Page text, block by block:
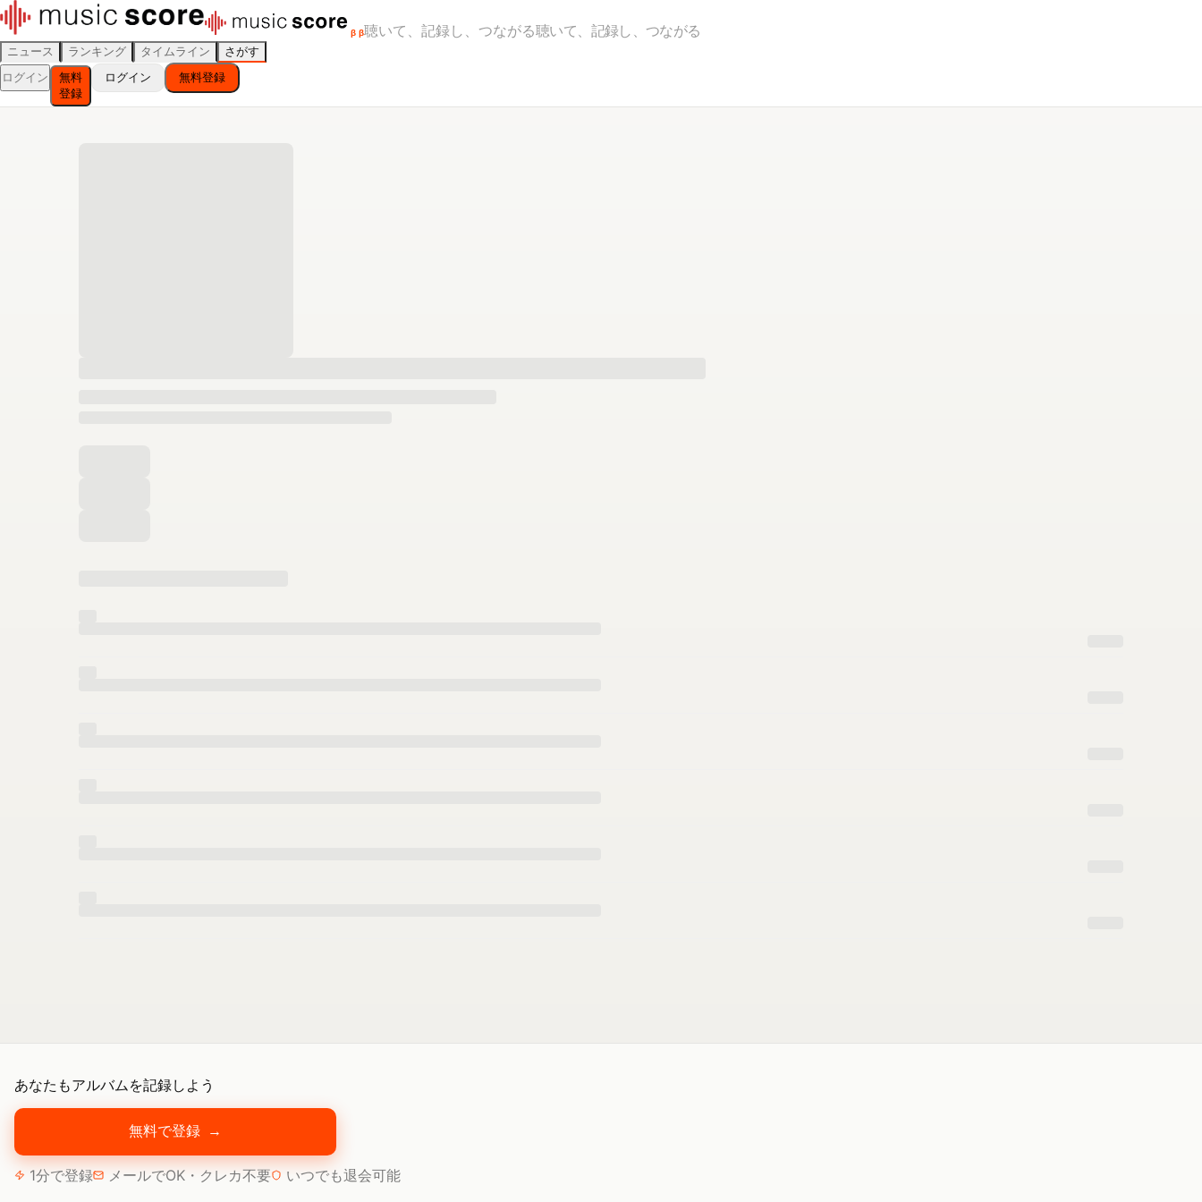
β β聴いて、記録し、つながる聴いて、記録し、つながる
ニュース ランキング タイムライン
さがす
ログイン
無料
登録
ログイン 無料登録
あなたもアルバムを記録しよう
無料で登録 →
1分で登録 メールでOK・クレカ不要 いつでも退会可能